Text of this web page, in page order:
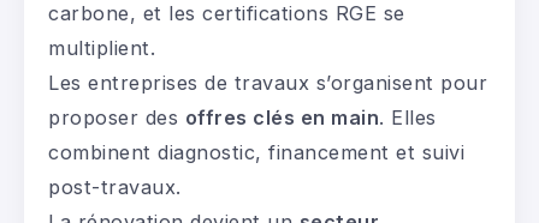
carbone, et les certifications RGE se
multiplient.
Les entreprises de travaux s’organisent pour
proposer des offres clés en main. Elles
combinent diagnostic, financement et suivi
post-travaux.